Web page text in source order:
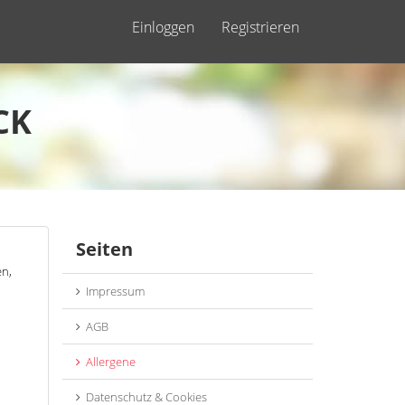
Einloggen Registrieren
Seiten
Impressum
AGB
Allergene
Datenschutz & Cookies